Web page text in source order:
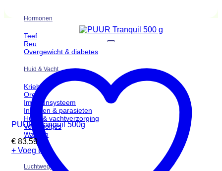
Hormonen
Teef
Reu
Overgewicht & diabetes
Huid & Vacht
Kriebel
Oren
Immuunsysteem
Insecten & parasieten
Huid- & vachtverzorging
Voetzooltjes
Wassen
Luchtwegen
PUUR Tranquil 500g
€ 83,59
+ Voeg toe